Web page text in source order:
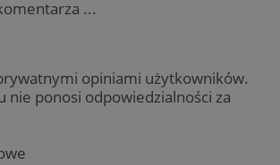
...
opiniami użytkowników.
nie ponosi odpowiedzialności za